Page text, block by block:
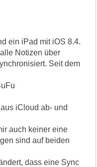
ein iPad mit iOS 8.4.
Notizen über
Seit dem
iCloud ab- und
auch keiner eine
sind auf beiden
dass eine Sync